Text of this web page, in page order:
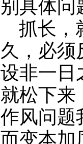
别具体问
抓长，
久，必须
设非一日
就松下来
作风问题
而变本加